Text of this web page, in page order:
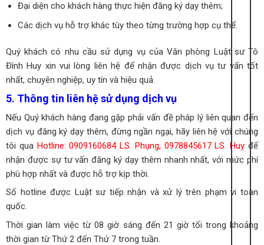
Đại diện cho khách hàng thực hiện đăng ký dạy thêm;
Các dịch vụ hỗ trợ khác tùy theo từng trường hợp cụ thể.
Quý khách có nhu cầu sử dụng vụ của Văn phòng Luật sư Tô
Đình Huy xin vui lòng liên hệ để nhận được dịch vụ tư vấn tốt
nhất, chuyên nghiệp, uy tín và hiệu quả.
5. Thông tin liên hệ sử dụng dịch vụ
Nếu Quý khách hàng đang gặp phải vấn đề pháp lý liên quan đến
dịch vụ đăng ký dạy thêm, đừng ngần ngại, hãy liên hệ với chúng
tôi qua Hotline: 0909160684 LS. Phụng, 0978845617 LS. Huy để
nhận được sự tư vấn đăng ký dạy thêm nhanh nhất, với mức phí
phù hợp nhất và được hỗ trợ kịp thời.
Số hotline được Luật sư tiếp nhận và xử lý trên phạm vi toàn
quốc.
Thời gian làm việc từ 08 giờ sáng đến 21 giờ tối trong khoảng
thời gian từ Thứ 2 đến Thứ 7 trong tuần.